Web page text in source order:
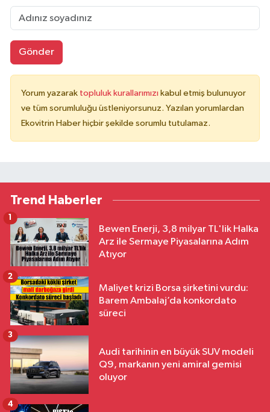
Gönder
Yorum yazarak topluluk kurallarımızı kabul etmiş bulunuyor
ve tüm sorumluluğu üstleniyorsunuz. Yazılan yorumlardan
Ekovitrin Haber hiçbir şekilde sorumlu tutulamaz.
Trend Haberler
Bewen Enerji, 3,8 milyar TL'lik Halka
Arz ile Sermaye Piyasalarına Adım
Atıyor
1
Maliyet krizi Borsa şirketini vurdu:
Barem Ambalaj’da konkordato
süreci
2
Audi tarihinin en büyük SUV modeli
Q9, markanın yeni amiral gemisi
oluyor
3
4